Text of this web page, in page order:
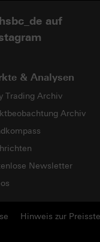
auf
& Analysen
Trading Archiv
Archiv
Newsletter
Hinweis zur